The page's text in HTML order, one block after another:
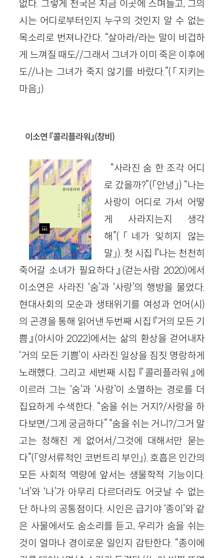
없다. 그렇게 천국은 지금 이곳에 스며들고, 그의
시는 어디로부터인지 누구의 것인지 알 수 없는
목소리로 번져나간다. “살아라/라는 말이 비겁하
게 느껴질 때도//그래서 그녀가 이미 죽은 이후에
도//나는 그녀가 죽지 않기를 바랐다.”(「지키는
마음」)
이소연 『콜리플라워』(창비)
“사라진 숨 한 조각 어디
로 갔을까?”(「안녕」) “나는
사랑이 어디로 가서 어떻
게 사라지는지 생각
해”(「네가 잊히지 않는
말」). 첫 시집 『나는 천천히
죽어갈 소녀가 필요하다』(걷는사람 2020)에서
이소연은 사라진 ‘숨’과 ‘사랑’의 행방을 물었다.
현대사회의 모순과 생태위기를 여성과 언어(시)
의 곤경을 통해 읽어낸 두번째 시집 『거의 모든 기
쁨』(아시아 2022)에서는 삶의 환상을 걷어내자
‘거의 모든 기쁨’이 사라진 일상을 짐짓 명랑하게
노래했다. 그리고 세번째 시집 『콜리플라워』에
이르러 그는 ‘숨’과 ‘사랑’이 소멸하는 경로를 더
집요하게 수색한다. “숨을 쉬는 거지?/사랑을 하
다보면/그게 궁금하다” “숨을 쉬는 거니?/그거 말
고는 정해진 게 없어서/그것에 대해서만 묻는
다”(「양서류적인 코번트리 부인」). 호흡은 인간의
모든 사회적 역량에 앞서는 생물학적 기능이다.
‘너’와 ‘나’가 아무리 다르더라도 어긋날 수 없는
단 하나의 공통점이다. 시인은 급기야 ‘종이’와 같
은 사물에서도 숨소리를 듣고, 우리가 숨을 쉬는
것이 얼마나 경이로운 일인지 감탄한다. “종이에